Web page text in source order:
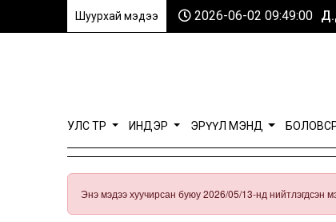
Шуурхай мэдээ 2026-06-02 09:49:00
УЛС ТӨР ИНДЭР ЭРҮҮЛ МЭНД
Энэ мэдээ хуучирсан буюу 2026/05/13-нд нийтлэгдсэн